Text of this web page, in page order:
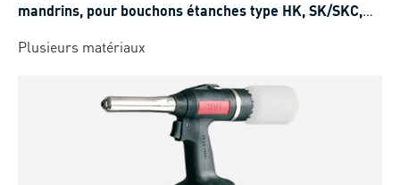
mandrins, pour bouchons étanches type HK, SK/SKC,
Plusieurs matériaux